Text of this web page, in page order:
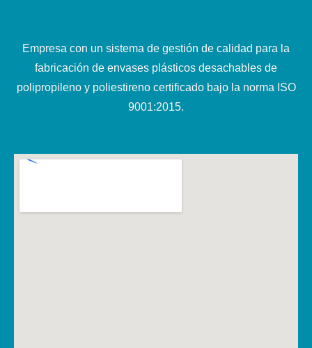
Empresa con un sistema de gestión de calidad para la
fabricación de envases plásticos desachables de
polipropileno y poliestireno certificado bajo la norma ISO
9001:2015.